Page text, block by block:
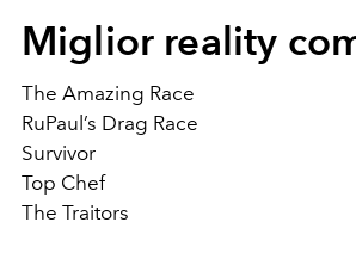
Miglior reality
The Amazing Race
RuPaul’s Drag Race
Survivor
Top Chef
The Traitors